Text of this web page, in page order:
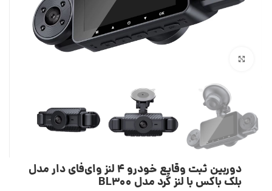
دوربین ثبت وقایع خودرو 4 لنز وای‌فای دار مدل
بلک باکس با لنز گرد مدل BL300